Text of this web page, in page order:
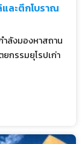
ละตึกโบราณ
ำลังมองหาสถาน
กรรมยุโรปเก่า